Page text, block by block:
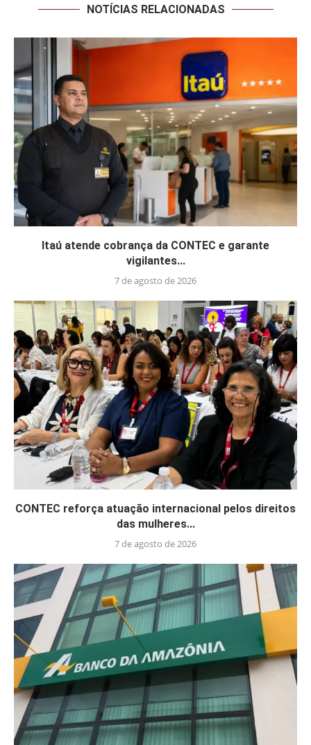
NOTÍCIAS RELACIONADAS
Itaú atende cobrança da CONTEC e garante
vigilantes...
7 de agosto de 2026
CONTEC reforça atuação internacional pelos direitos
das mulheres...
7 de agosto de 2026